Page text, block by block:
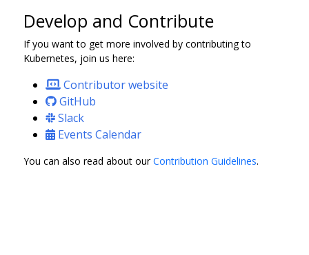
Develop and Contribute
If you want to get more involved by contributing to
Kubernetes, join us here:
Contributor website
GitHub
Slack
Events Calendar
You can also read about ourContribution Guidelines.